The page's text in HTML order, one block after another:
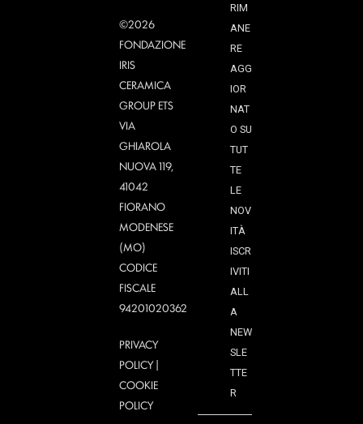
©2026
FONDAZIONE
IRIS
CERAMICA
GROUP ETS
VIA
GHIAROLA
NUOVA 119,
41042
FIORANO
MODENESE
(MO)
CODICE
FISCALE
94201020362
PRIVACY
POLICY|
COOKIE
POLICY
RIM
ANE
RE
AGG
IOR
NAT
O SU
TUT
TE
LE
NOV
ITÀ
ISCR
IVITI
ALL
A
NEW
SLE
TTE
R